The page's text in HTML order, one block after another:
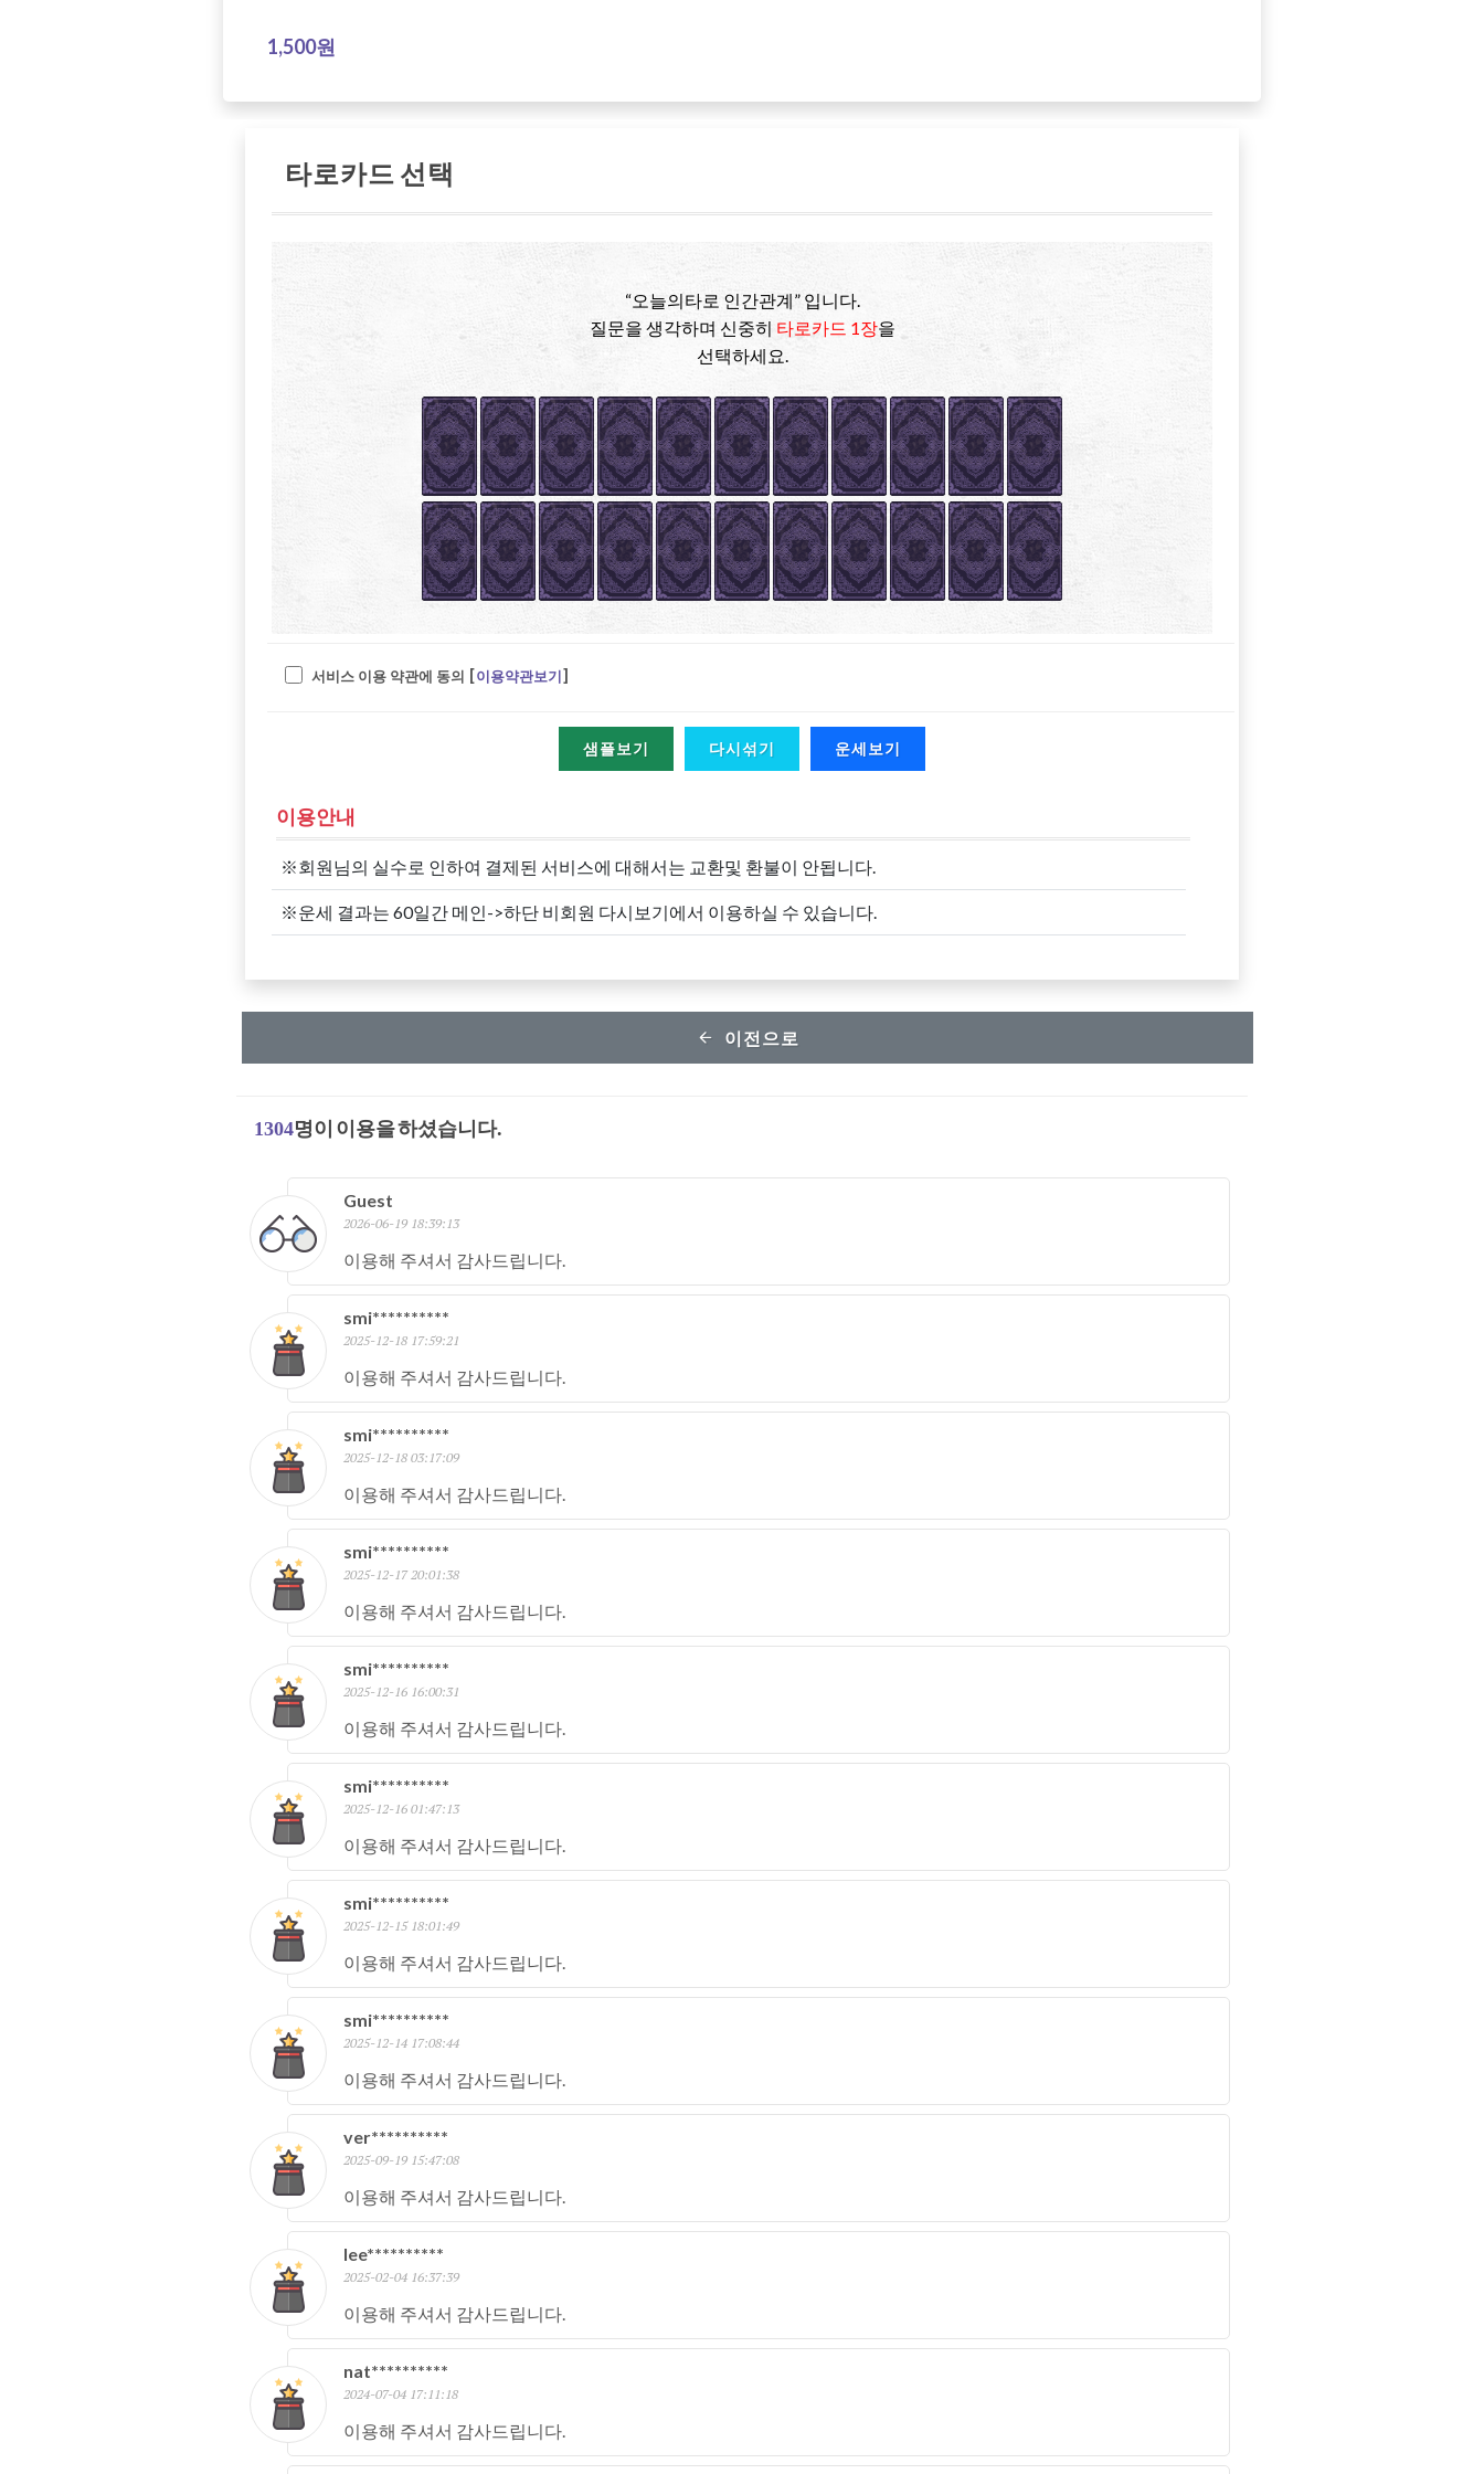
1,500원
타로카드 선택
“오늘의타로 인간관계” 입니다.
질문을 생각하며 신중히 타로카드 1장을
선택하세요.
서비스 이용 약관에 동의 [이용약관보기]
샘플보기 다시섞기 운세보기
이용안내
※회원님의 실수로 인하여 결제된 서비스에 대해서는 교환및 환불이 안됩니다.
※운세 결과는 60일간 메인->하단 비회원 다시보기에서 이용하실 수 있습니다.
이전으로
1304명이 이용을 하셨습니다.
Guest
2026-06-19 18:39:13
이용해 주셔서 감사드립니다.
smi**********
2025-12-18 17:59:21
이용해 주셔서 감사드립니다.
smi**********
2025-12-18 03:17:09
이용해 주셔서 감사드립니다.
smi**********
2025-12-17 20:01:38
이용해 주셔서 감사드립니다.
smi**********
2025-12-16 16:00:31
이용해 주셔서 감사드립니다.
smi**********
2025-12-16 01:47:13
이용해 주셔서 감사드립니다.
smi**********
2025-12-15 18:01:49
이용해 주셔서 감사드립니다.
smi**********
2025-12-14 17:08:44
이용해 주셔서 감사드립니다.
ver**********
2025-09-19 15:47:08
이용해 주셔서 감사드립니다.
lee**********
2025-02-04 16:37:39
이용해 주셔서 감사드립니다.
nat**********
2024-07-04 17:11:18
이용해 주셔서 감사드립니다.